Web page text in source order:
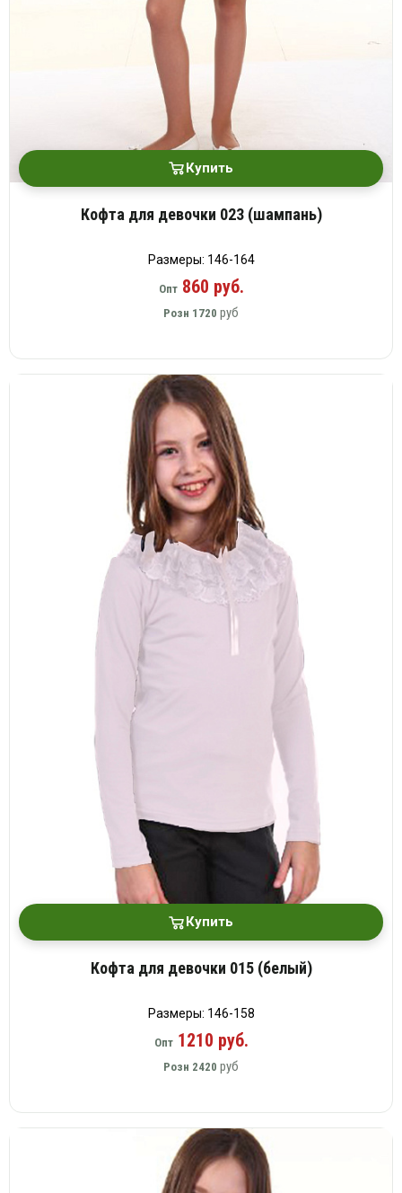
Купить
Кофта для девочки 023 (шампань)
Размеры: 146-164
Опт860 руб.
Розн 1720 руб
Купить
Кофта для девочки 015 (белый)
Размеры: 146-158
Опт1210 руб.
Розн 2420 руб